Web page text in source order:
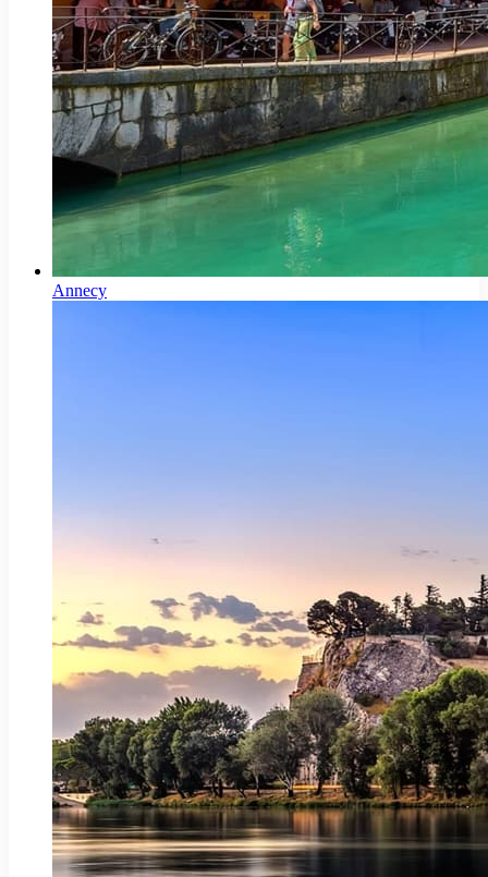
Annecy